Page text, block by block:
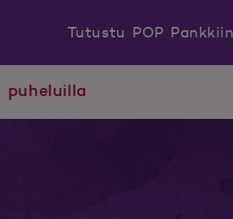
Tutustu POP Pankkiin